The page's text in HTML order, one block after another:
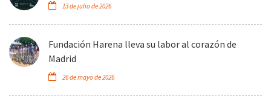
13 de julio de 2026
Fundación Harena lleva su labor al corazón de
Madrid
26 de mayo de 2026